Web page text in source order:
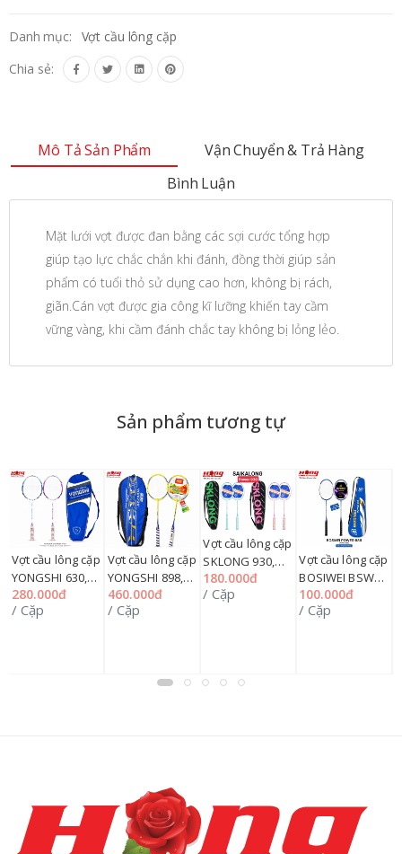
Danh mục:
Vợt cầu lông cặp
Chia sẻ:
Mô Tả Sản Phẩm
Vận Chuyển & Trả Hàng
Bình Luận
Mặt lưới vợt được đan bằng các sợi cước tổng hợp
giúp tạo lực chắc chắn khi đánh, đồng thời giúp sản
phẩm có tuổi thỏ sử dụng cao hơn, không bị rách,
giãn.Cán vợt được gia công kĩ lưỡng khiến tay cầm
vững vàng, khi cầm đánh chắc tay không bị lỏng lẻo.
Sản phẩm tương tự
Vợt cầu lông cặp
YONGSHI 630,
12TQ
280.000đ
/ Cặp
Vợt cầu lông cặp
YONGSHI 898,
12TQ
460.000đ
/ Cặp
Vợt cầu lông cặp
SKLONG 930,
12TQ
180.000đ
/ Cặp
Vợt cầu lông cặp
BOSIWEI BSW
688, 12TQ
100.000đ
/ Cặp